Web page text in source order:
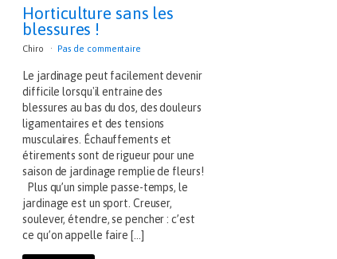
Horticulture sans les
blessures !
Chiro Pas de commentaire
Le jardinage peut facilement devenir
difficile lorsqu'il entraine des
blessures au bas du dos, des douleurs
ligamentaires et des tensions
musculaires. Échauffements et
étirements sont de rigueur pour une
saison de jardinage remplie de fleurs!
Plus qu’un simple passe-temps, le
jardinage est un sport. Creuser,
soulever, étendre, se pencher : c’est
ce qu’on appelle faire […]